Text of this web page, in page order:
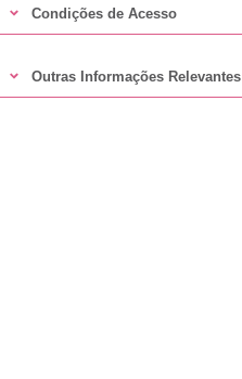
Condições de Acesso
Outras Informações Relevantes